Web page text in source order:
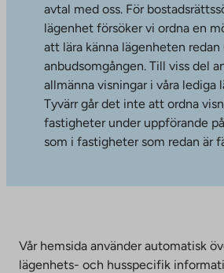
avtal med oss. För
lägenhet försöker vi ordna en
att lära känna lägenheten redan
anbudsomgången. Till viss del
allmänna visningar i våra lediga
Tyvärr går det inte att ordna
fastigheter under uppförande
som i fastigheter som redan är
Vår hemsida använder automatisk
lägenhets- och husspecifik